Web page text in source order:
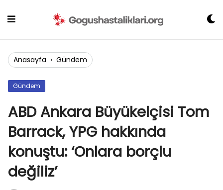
Anasayfa › Gündem
Gündem
ABD Ankara Büyükelçisi Tom
Barrack, YPG hakkında
konuştu: ‘Onlara borçlu
değiliz’